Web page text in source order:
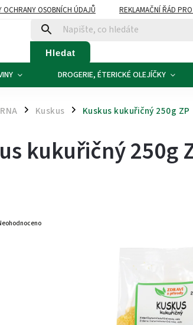
OCHRANY OSOBNÍCH ÚDAJŮ REKLAMAČNÍ ŘÁD
KONTAKTY
Hledat
DROGERIE, ÉTERICKÉ OLEJÍČKY
/ Kuskus / Kuskus kukuřičný 250g ZP
kukuřičný 250g